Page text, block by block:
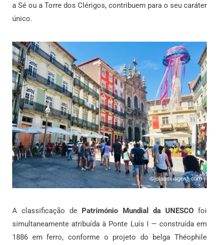
a Sé ou a Torre dos Clérigos, contribuem para o seu caráter
único.
A classificação de Património Mundial da UNESCOfoi
simultaneamente atribuída à Ponte Luís I — construída em
1886 em ferro, conforme o projeto do belga Théophile